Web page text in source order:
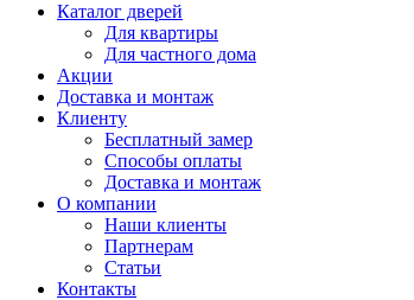
Каталог дверей
Для квартиры
Для частного дома
Акции
Доставка и монтаж
Клиенту
Бесплатный замер
Способы оплаты
Доставка и монтаж
О компании
Наши клиенты
Партнерам
Статьи
Контакты